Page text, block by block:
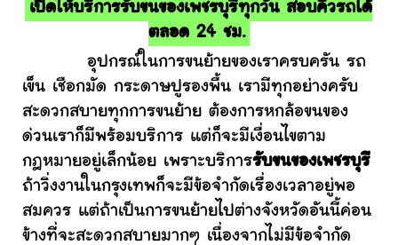
เปิดให้บริการรับขนของเพชรบุรีทุกวัน สอบคิวรถได้
ตลอด 24 ชม.
อุปกรณ์ในการขนย้ายของเราครบครัน รถ
เข็น เชือกมัด กระดาษปูรองพื้น เรามีทุกอย่างครับ
สะดวกสบายทุกการขนย้าย ต้องการหกล้อขนของ
ด่วนเราก็มีพร้อมบริการ แต่ก็จะมีเงื่อนไขตาม
กฎหมายอยู่เล็กน้อย เพราะบริการรับขนของเพชรบุรี
ถ้าวิ่งงานในกรุงเทพก็จะมีข้อจำกัดเรื่องเวลาอยู่พอ
สมควร แต่ถ้าเป็นการขนย้ายไปต่างจังหวัดอันนี้ค่อน
ข้างที่จะสะดวกสบายมากๆ เนื่องจากไม่มีข้อจำกัด